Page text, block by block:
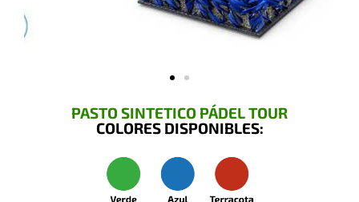
PASTO SINTETICO PÁDEL TOUR
COLORES DISPONIBLES: